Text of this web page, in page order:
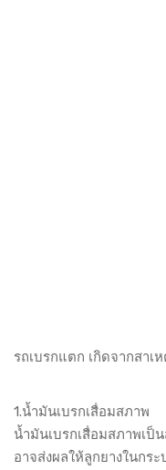
รถเบรกแตก เกิดจากสาเ
1.น้ำมันเบรกเสื่อมสภาพ
น้ำมันเบรกเสื่อมสภาพเป็
อาจส่งผลให้ลูกยางในก